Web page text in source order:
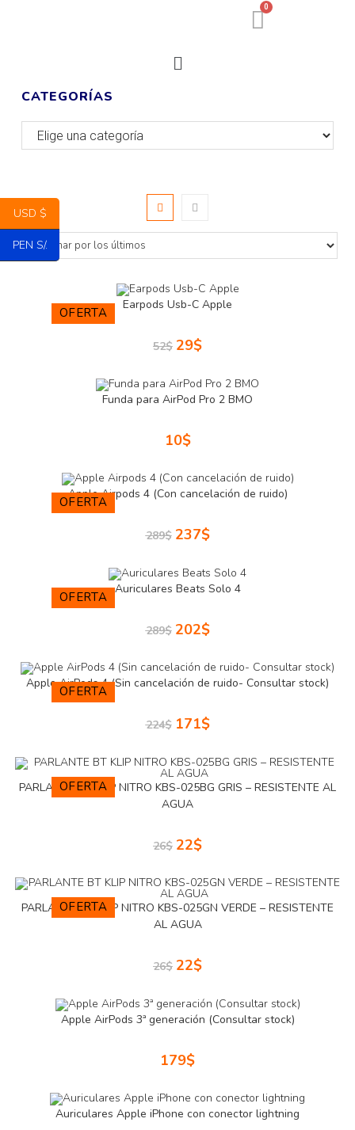
0
CATEGORÍAS
OFERTA
Earpods Usb-C Apple
52$ 29$
Funda para AirPod Pro 2 BMO
10$
OFERTA
Apple Airpods 4 (Con cancelación de ruido)
289$ 237$
OFERTA
Auriculares Beats Solo 4
289$ 202$
OFERTA
Apple AirPods 4 (Sin cancelación de ruido- Consultar stock)
224$ 171$
OFERTA
PARLANTE BT KLIP NITRO KBS-025BG GRIS – RESISTENTE AL
AGUA
26$ 22$
OFERTA
PARLANTE BT KLIP NITRO KBS-025GN VERDE – RESISTENTE
AL AGUA
26$ 22$
Apple AirPods 3ª generación (Consultar stock)
179$
Auriculares Apple iPhone con conector lightning
USD $
PEN S/.